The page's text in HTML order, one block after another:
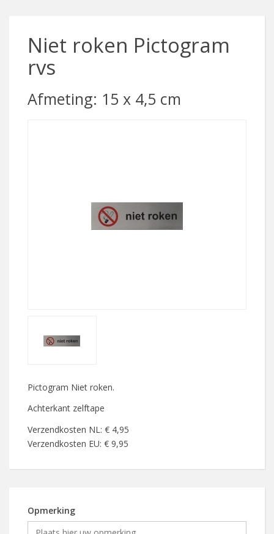
Niet roken Pictogram
rvs
Afmeting: 15 x 4,5 cm
Pictogram Niet roken.
Achterkant zelftape
Verzendkosten NL: € 4,95
Verzendkosten EU: € 9,95
Opmerking